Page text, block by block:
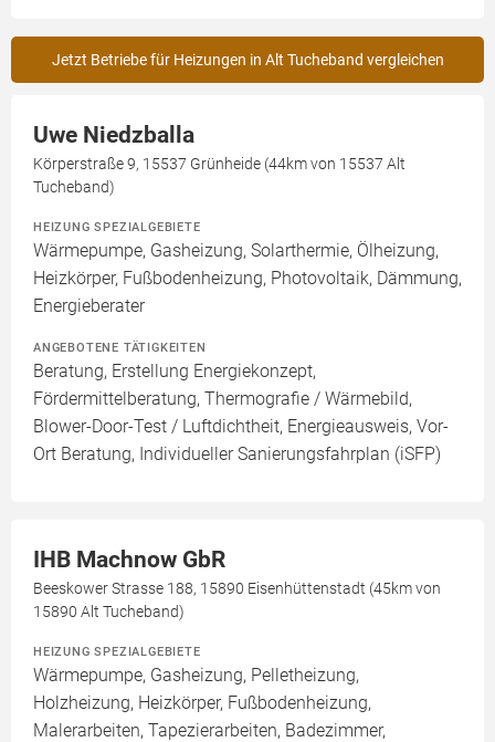
Jetzt Betriebe für Heizungen in Alt Tucheband vergleichen
Uwe Niedzballa
Körperstraße 9, 15537 Grünheide (44km von 15537 Alt
Tucheband)
HEIZUNG SPEZIALGEBIETE
Wärmepumpe, Gasheizung, Solarthermie, Ölheizung,
Heizkörper, Fußbodenheizung, Photovoltaik, Dämmung,
Energieberater
ANGEBOTENE TÄTIGKEITEN
Beratung, Erstellung Energiekonzept,
Fördermittelberatung, Thermografie / Wärmebild,
Blower-Door-Test / Luftdichtheit, Energieausweis, Vor-
Ort Beratung, Individueller Sanierungsfahrplan (iSFP)
IHB Machnow GbR
Beeskower Strasse 188, 15890 Eisenhüttenstadt (45km von
15890 Alt Tucheband)
HEIZUNG SPEZIALGEBIETE
Wärmepumpe, Gasheizung, Pelletheizung,
Holzheizung, Heizkörper, Fußbodenheizung,
Malerarbeiten, Tapezierarbeiten, Badezimmer,